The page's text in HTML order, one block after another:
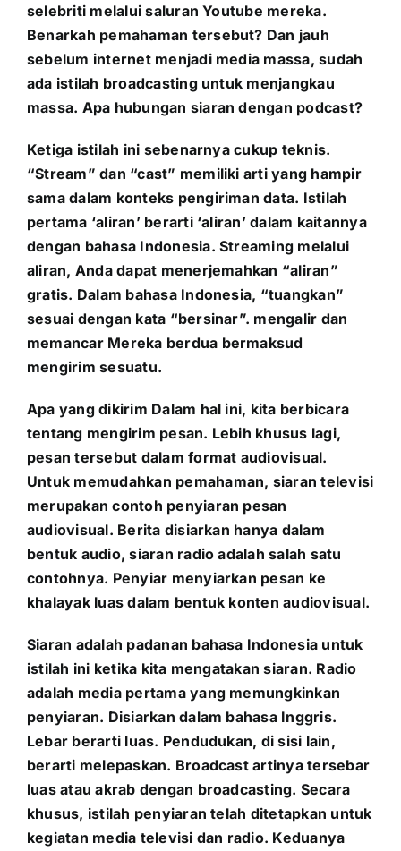
selebriti melalui saluran Youtube mereka.
Benarkah pemahaman tersebut? Dan jauh
sebelum internet menjadi media massa, sudah
ada istilah broadcasting untuk menjangkau
massa. Apa hubungan siaran dengan podcast?
Ketiga istilah ini sebenarnya cukup teknis.
“Stream” dan “cast” memiliki arti yang hampir
sama dalam konteks pengiriman data. Istilah
pertama ‘aliran’ berarti ‘aliran’ dalam kaitannya
dengan bahasa Indonesia. Streaming melalui
aliran, Anda dapat menerjemahkan “aliran”
gratis. Dalam bahasa Indonesia, “tuangkan”
sesuai dengan kata “bersinar”. mengalir dan
memancar Mereka berdua bermaksud
mengirim sesuatu.
Apa yang dikirim Dalam hal ini, kita berbicara
tentang mengirim pesan. Lebih khusus lagi,
pesan tersebut dalam format audiovisual.
Untuk memudahkan pemahaman, siaran televisi
merupakan contoh penyiaran pesan
audiovisual. Berita disiarkan hanya dalam
bentuk audio, siaran radio adalah salah satu
contohnya. Penyiar menyiarkan pesan ke
khalayak luas dalam bentuk konten audiovisual.
Siaran adalah padanan bahasa Indonesia untuk
istilah ini ketika kita mengatakan siaran. Radio
adalah media pertama yang memungkinkan
penyiaran. Disiarkan dalam bahasa Inggris.
Lebar berarti luas. Pendudukan, di sisi lain,
berarti melepaskan. Broadcast artinya tersebar
luas atau akrab dengan broadcasting. Secara
khusus, istilah penyiaran telah ditetapkan untuk
kegiatan media televisi dan radio. Keduanya